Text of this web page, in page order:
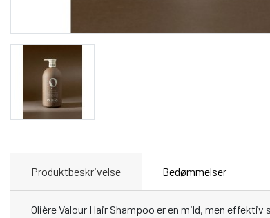
Produktbeskrivelse Bedømmelser
Olière Valour Hair Shampoo er en mild, men